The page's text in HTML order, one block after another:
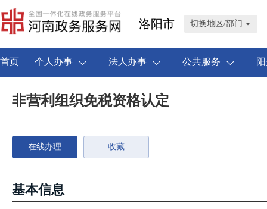
洛阳市 切换地区/部门
首页 个人办事 法人办事 公共服务
非营利组织免税资格认定
在线办理 收藏
基本信息